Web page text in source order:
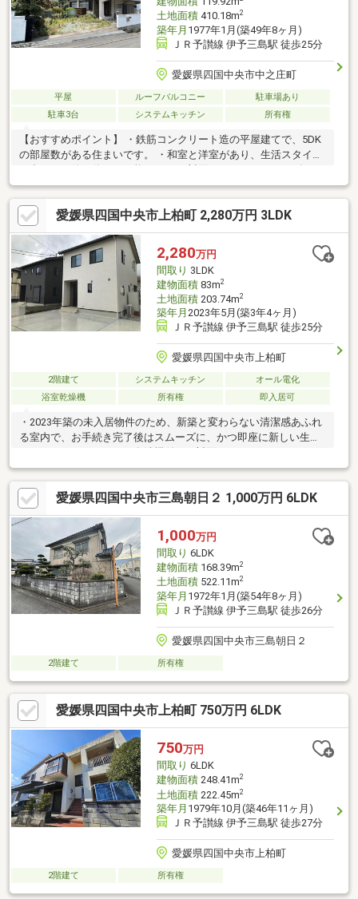
土地面積410.18m2
築年月 1977年1月(築49年8ヶ月)
ＪＲ予讃線 伊予三島駅 徒歩25分
愛媛県四国中央市中之庄町
平屋 ルーフバルコニー
駐車場あり
駐車3台
システムキッチン 所有権
【おすすめポイント】 ・鉄筋コンクリート造の平屋建てで、5DK
の部屋数がある住まいです。 ・和室と洋室があり、生活スタイル
に合わせて使い分けが可能です。 ・対面キッチンがあり、ダイニ
ングとの行き来をしながら過ごせます。 ・キッチンからお庭が見
え、季節の移り変わりを感じながら過ごせます。 ・浴室や洗面所
などの水回りがまとまっており、日々の動線を整えやすい間取り
です。 ・並列で複数台駐車でき、お庭とルーフバルコニーのある
住まいです。
愛媛県四国中央市上柏町 2,280万円 3LDK
2,280万円
間取り 3LDK
建物面積83m2
土地面積203.74m2
築年月 2023年5月(築3年4ヶ月)
ＪＲ予讃線 伊予三島駅 徒歩25分
愛媛県四国中央市上柏町
2階建て システムキッチン
オール電化
浴室乾燥機
所有権 即入居可
・2023年築の未入居物件のため、新築と変わらない清潔感あふれ
る室内で、お手続き完了後はスムーズに、かつ即座に新しい生活
グヒーターを備えたオール電化住宅で、毎日の家事負担を軽減し
ながら光熱費の効率化も同時に叶います。・リビングは15畳以上
のゆとりがあり、南向きの大きな窓から差し込む陽光が、家族が
集まる空間を一年中明るく温かな雰囲気で包み込んでくれま
す。・浴室乾燥機やWIC、全居室収納など、生活動線を考え抜い
た機能的な設備が充実しており、共働きで忙しい世帯の日常を強
力にサポートします。
愛媛県四国中央市三島朝日２ 1,000万円 6LDK
1,000万円
間取り 6LDK
建物面積168.39m2
土地面積522.11m2
築年月 1972年1月(築54年8ヶ月)
ＪＲ予讃線 伊予三島駅 徒歩26分
愛媛県四国中央市三島朝日２
2階建て 所有権
愛媛県四国中央市上柏町 750万円 6LDK
750万円
間取り 6LDK
建物面積248.41m2
土地面積222.45m2
築年月 1979年10月(築46年11ヶ月)
ＪＲ予讃線 伊予三島駅 徒歩27分
愛媛県四国中央市上柏町
2階建て 所有権